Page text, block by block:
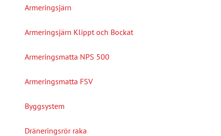
Armeringsjärn
Armeringsjärn Klippt och Bockat
Armeringsmatta NPS 500
Armeringsmatta FSV
Byggsystem
Dräneringsrör raka